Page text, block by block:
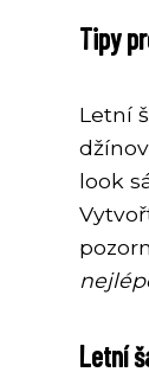
Tipy
Letní
look
Letní